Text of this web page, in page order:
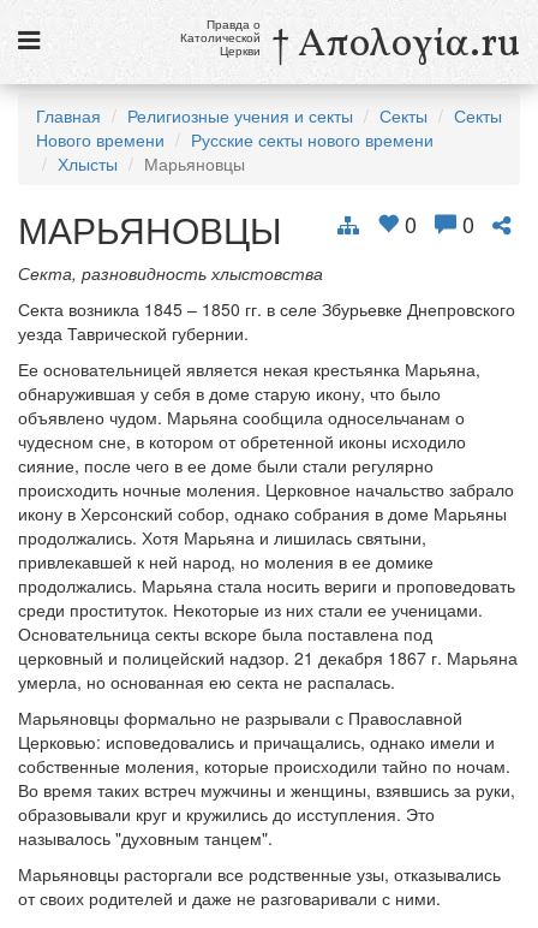
Новости
Галерея
Ссылки
Религиозные учения и секты, справочник
7 августа
Свв. Сикст II, папа, и сподвижники его, мученики
Св. Каэтан, священник
см. календарь
Обратная связь
mail@apologia.ru
Отправить сообщение
Вход
Правда о
Католической
Церкви † Απολογία.ru
Главная Религиозные учения и секты Секты
Секты
Нового времени
Русские секты нового времени
Хлысты
Марьяновцы
0 0
МАРЬЯНОВЦЫ
Секта, разновидность хлыстовства
Секта возникла 1845 – 1850 гг. в селе Збурьевке Днепровского
уезда Таврической губернии.
Ее основательницей является некая крестьянка Марьяна,
обнаружившая у себя в доме старую икону, что было
объявлено чудом. Марьяна сообщила односельчанам о
чудесном сне, в котором от обретенной иконы исходило
сияние, после чего в ее доме были стали регулярно
происходить ночные моления. Церковное начальство забрало
икону в Херсонский собор, однако собрания в доме Марьяны
продолжались. Хотя Марьяна и лишилась святыни,
привлекавшей к ней народ, но моления в ее домике
продолжались. Марьяна стала носить вериги и проповедовать
среди проституток. Некоторые из них стали ее ученицами.
Основательница секты вскоре была поставлена под
церковный и полицейский надзор. 21 декабря 1867 г. Марьяна
умерла, но основанная ею секта не распалась.
Марьяновцы формально не разрывали с Православной
Церковью: исповедовались и причащались, однако имели и
собственные моления, которые происходили тайно по ночам.
Во время таких встреч мужчины и женщины, взявшись за руки,
образовывали круг и кружились до исступления. Это
называлось "духовным танцем".
Марьяновцы расторгали все родственные узы, отказывались
от своих родителей и даже не разговаривали с ними.